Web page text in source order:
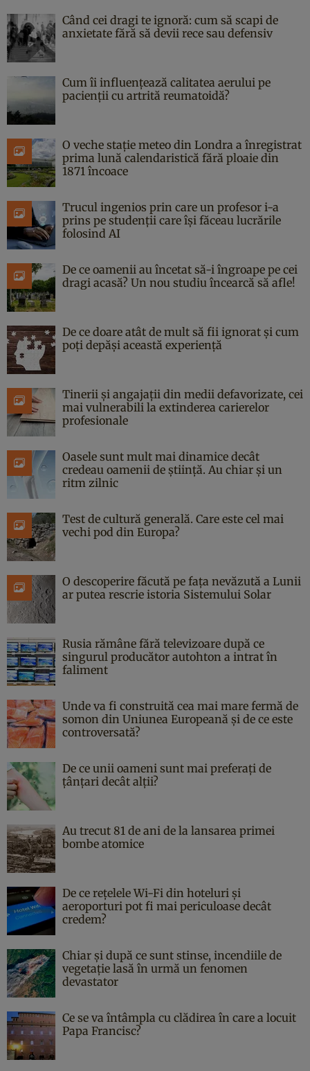
Când cei dragi te ignoră: cum să scapi de
anxietate fără să devii rece sau defensiv
Cum îi influențează calitatea aerului pe
pacienții cu artrită reumatoidă?
O veche stație meteo din Londra a înregistrat
prima lună calendaristică fără ploaie din
1871 încoace
Trucul ingenios prin care un profesor i-a
prins pe studenții care își făceau lucrările
folosind AI
De ce oamenii au încetat să-i îngroape pe cei
dragi acasă? Un nou studiu încearcă să afle!
De ce doare atât de mult să fii ignorat și cum
poți depăși această experiență
Tinerii și angajații din medii defavorizate, cei
mai vulnerabili la extinderea carierelor
profesionale
Oasele sunt mult mai dinamice decât
credeau oamenii de știință. Au chiar și un
ritm zilnic
Test de cultură generală. Care este cel mai
vechi pod din Europa?
O descoperire făcută pe fața nevăzută a Lunii
ar putea rescrie istoria Sistemului Solar
Rusia rămâne fără televizoare după ce
singurul producător autohton a intrat în
faliment
Unde va fi construită cea mai mare fermă de
somon din Uniunea Europeană și de ce este
controversată?
De ce unii oameni sunt mai preferați de
țânțari decât alții?
Au trecut 81 de ani de la lansarea primei
bombe atomice
De ce rețelele Wi-Fi din hoteluri și
aeroporturi pot fi mai periculoase decât
credem?
Chiar și după ce sunt stinse, incendiile de
vegetație lasă în urmă un fenomen
devastator
Ce se va întâmpla cu clădirea în care a locuit
Papa Francisc?